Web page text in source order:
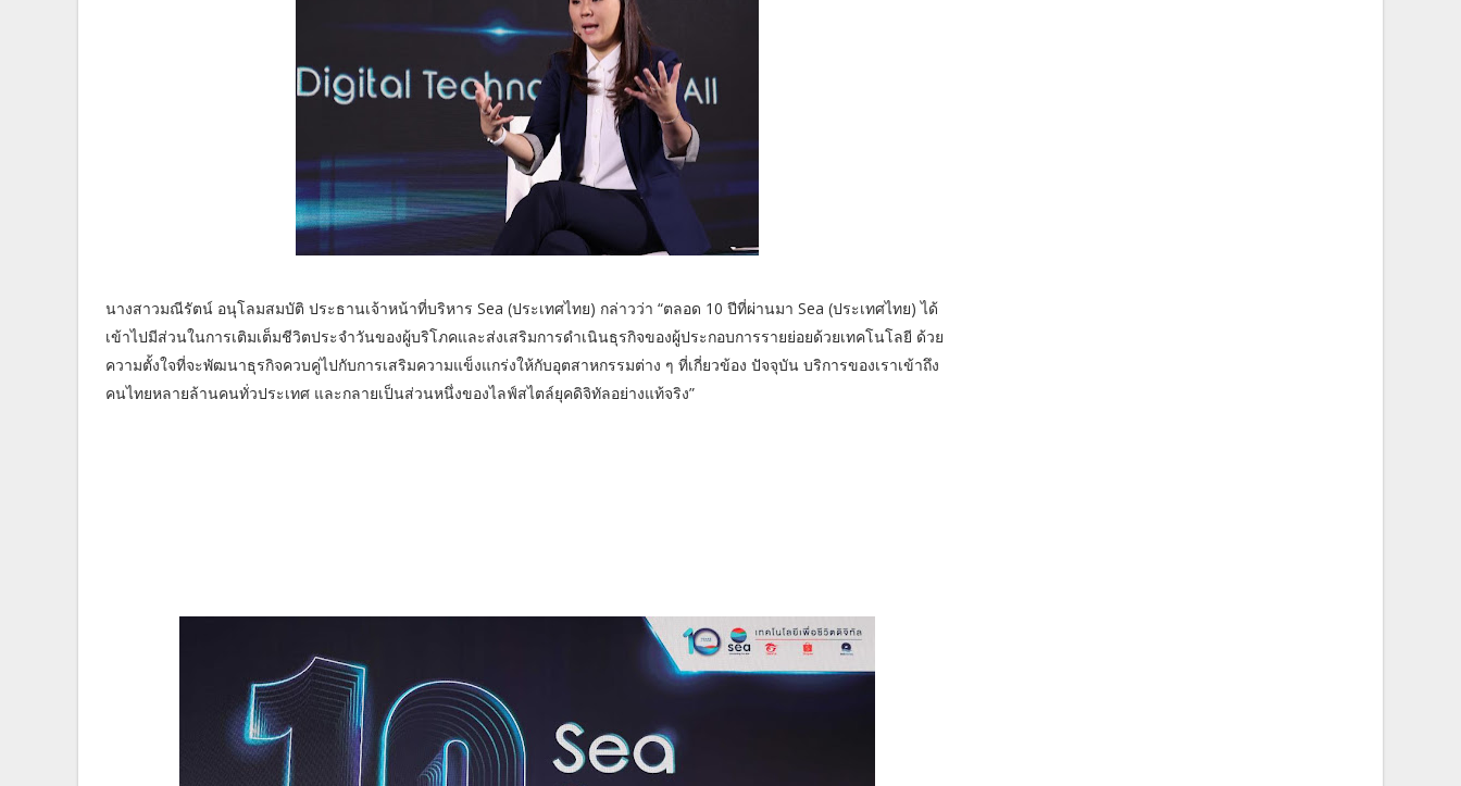
นางสาวมณีรัตน์ อนุโลมสมบัติ ประธานเจ้าหน้าที่บริหาร Sea (ประเทศไทย) กล่าวว่า “ตลอด 10 ปีที่ผ่านมา Sea (ประเทศไทย) ได้
เข้าไปมีส่วนในการเติมเต็มชีวิตประจำวันของผู้บริโภคและส่งเสริมการดำเนินธุรกิจของผู้ประกอบการรายย่อยด้วยเทคโนโลยี ด้วย
ความตั้งใจที่จะพัฒนาธุรกิจควบคู่ไปกับการเสริมความแข็งแกร่งให้กับอุตสาหกรรมต่าง ๆ ที่เกี่ยวข้อง ปัจจุบัน บริการของเราเข้าถึง
คนไทยหลายล้านคนทั่วประเทศ และกลายเป็นส่วนหนึ่งของไลฟ์สไตล์ยุคดิจิทัลอย่างแท้จริง”